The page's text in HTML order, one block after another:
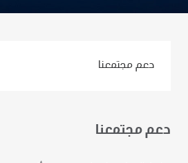
دعم مجتمعنا
دعم مجتمعنا